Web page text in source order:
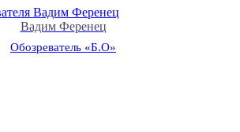
Вадим Ференец
Обозреватель «Б.О»